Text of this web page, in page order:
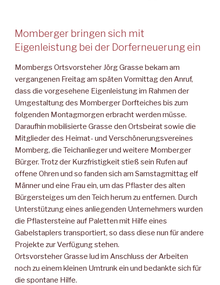
Momberger bringen sich mit
Eigenleistung bei der Dorferneuerung ein
Mombergs Ortsvorsteher Jörg Grasse bekam am
vergangenen Freitag am späten Vormittag den Anruf,
dass die vorgesehene Eigenleistung im Rahmen der
Umgestaltung des Momberger Dorfteiches bis zum
folgenden Montagmorgen erbracht werden müsse.
Daraufhin mobilisierte Grasse den Ortsbeirat sowie die
Mitglieder des Heimat- und Verschönerungsvereines
Momberg, die Teichanlieger und weitere Momberger
Bürger. Trotz der Kurzfristigkeit stieß sein Rufen auf
offene Ohren und so fanden sich am Samstagmittag elf
Männer und eine Frau ein, um das Pflaster des alten
Bürgersteiges um den Teich herum zu entfernen. Durch
Unterstützung eines anliegenden Unternehmers wurden
die Pflastersteine auf Paletten mit Hilfe eines
Gabelstaplers transportiert, so dass diese nun für andere
Projekte zur Verfügung stehen.
Ortsvorsteher Grasse lud im Anschluss der Arbeiten
noch zu einem kleinen Umtrunk ein und bedankte sich für
die spontane Hilfe.